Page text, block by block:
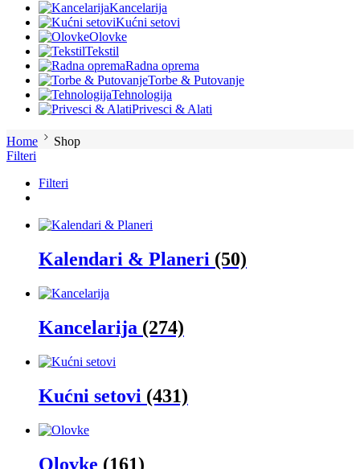
Kancelarija
Kućni setovi
Olovke
Tekstil
Radna oprema
Torbe & Putovanje
Tehnologija
Privesci & Alati
Home
Shop
Filteri
Filteri
Kalendari & Planeri (50)
Kancelarija (274)
Kućni setovi (431)
Olovke (161)